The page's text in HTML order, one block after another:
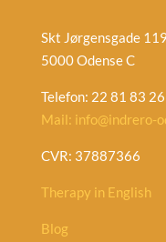
Skt Jørgensgade
5000 Odense C
Telefon: 22 81 83 26
Mail: info@indrero-
CVR: 37887366
Therapy in English
Blog